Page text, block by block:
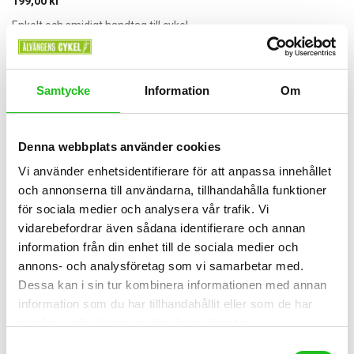
Samtycke Information Om
Denna webbplats använder cookies
Vi använder enhetsidentifierare för att anpassa innehållet
och annonserna till användarna, tillhandahålla funktioner
för sociala medier och analysera vår trafik. Vi
vidarebefordrar även sådana identifierare och annan
information från din enhet till de sociala medier och
annons- och analysföretag som vi samarbetar med.
Dessa kan i sin tur kombinera informationen med annan
information som du har tillhandahållit eller som de har
Enkelt och smidigt handtag till cykel.
Vårat pris 199:-